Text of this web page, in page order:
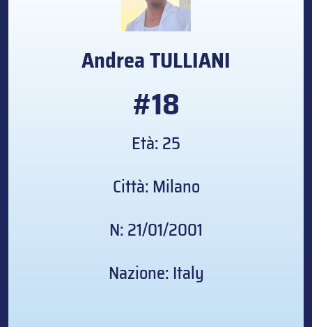
AndreaTULLIANI
#18
Età: 25
Città: Milano
N: 21/01/2001
Nazione: Italy